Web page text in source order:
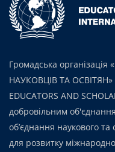
Громадська
НАУКОВЦІВ ТА ОСВІТЯН»
EDUCATORS AND
добровільним
об’єднання наукового та
для розвитку